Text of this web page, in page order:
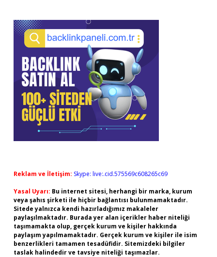
Reklam ve İletişim: Skype: live:.cid.575569c608265c69
Yasal Uyarı: Bu internet sitesi, herhangi bir marka, kurum
veya şahıs şirketi ile hiçbir bağlantısı bulunmamaktadır.
Sitede yalnızca kendi hazırladığımız makaleler
paylaşılmaktadır. Burada yer alan içerikler haber niteliği
taşımamakta olup, gerçek kurum ve kişiler hakkında
paylaşım yapılmamaktadır. Gerçek kurum ve kişiler ile isim
benzerlikleri tamamen tesadüfidir. Sitemizdeki bilgiler
taslak halindedir ve tavsiye niteliği taşımazlar.